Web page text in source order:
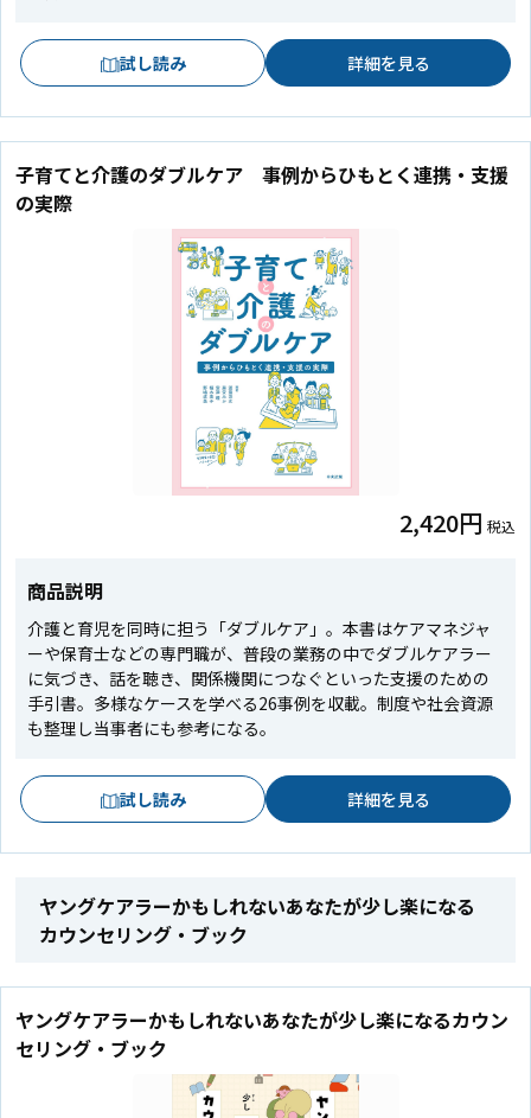
試し読み 詳細を見る
子育てと介護のダブルケア 事例からひもとく連携・支援
の実際
2,420円 税込
商品説明
介護と育児を同時に担う「ダブルケア」。本書はケアマネジャ
ーや保育士などの専門職が、普段の業務の中でダブルケアラー
に気づき、話を聴き、関係機関につなぐといった支援のための
手引書。多様なケースを学べる26事例を収載。制度や社会資源
も整理し当事者にも参考になる。
試し読み 詳細を見る
ヤングケアラーかもしれないあなたが少し楽になる
カウンセリング・ブック
ヤングケアラーかもしれないあなたが少し楽になるカウン
セリング・ブック